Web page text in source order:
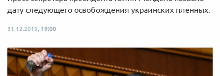
дату следующего освобождения украинских пленных.
31.12.2019, 19:00